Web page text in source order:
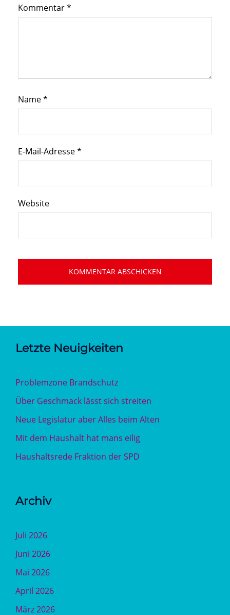
Kommentar*
Name*
E-Mail-Adresse*
Website
Letzte Neuigkeiten
Problemzone Brandschutz
Über Geschmack lässt sich streiten
Neue Legislatur aber Alles beim Alten
Mit dem Haushalt hat mans eilig
Haushaltsrede Fraktion der SPD
Archiv
Juli 2026
Juni 2026
Mai 2026
April 2026
März 2026